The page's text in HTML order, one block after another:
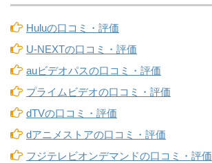
Huluの口コミ・評価
U-NEXTの口コミ・評価
auビデオパスの口コミ・評価
プライムビデオの口コミ・評価
dTVの口コミ・評価
dアニメストアの口コミ・評価
フジテレビオンデマンドの口コミ・評価